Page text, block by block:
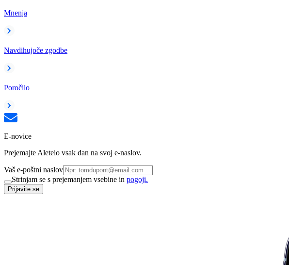
Mnenja
Navdihujoče zgodbe
Poročilo
E-novice
Prejemajte Aleteio vsak dan na svoj e-naslov.
Vaš e-poštni naslov
Strinjam se s prejemanjem vsebine in pogoji.
Prijavite se